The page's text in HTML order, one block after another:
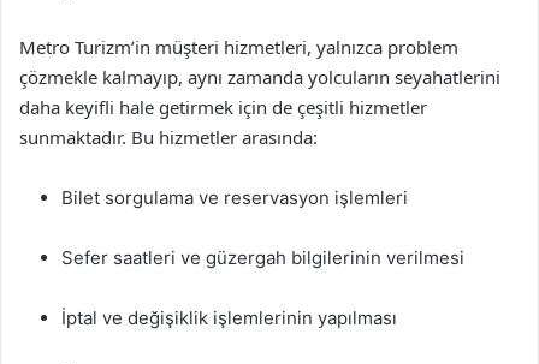
Metro Turizm’in müşteri hizmetleri, yalnızca problem
çözmekle kalmayıp, aynı zamanda yolcuların seyahatlerini
daha keyifli hale getirmek için de çeşitli hizmetler
sunmaktadır. Bu hizmetler arasında:
Bilet sorgulama ve reservasyon işlemleri
Sefer saatleri ve güzergah bilgilerinin verilmesi
İptal ve değişiklik işlemlerinin yapılması